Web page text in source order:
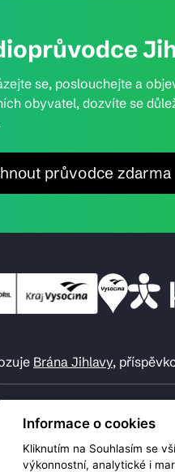
se, poslouchejte a
obyvatel, dozvíte se
průvodce zdarma
Brána Jihlavy,
podmínky
Informace o cookies
Kliknutím na Souhlasím se
výkonnostní, analytické i